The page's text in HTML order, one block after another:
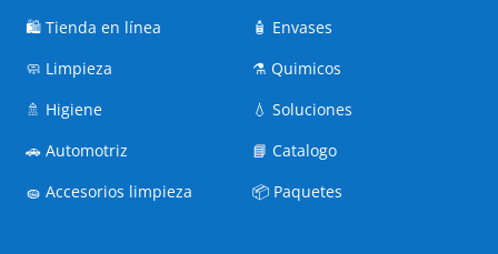
🛍️Tienda en línea
🧼 Limpieza
🚿 Higiene
🚗Automotriz
🧽Accesorios limpieza
🧴 Envases
⚗️Quimicos
💧Soluciones
📘Catalogo
📦 Paquetes